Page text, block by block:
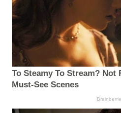
To Steamy To Stream?
Must-See Scenes